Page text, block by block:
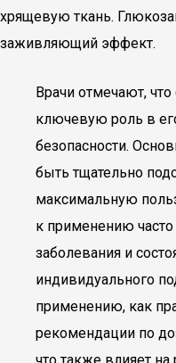
хрящевую ткань.
заживляющий эффект.
Врачи отмечают, что
ключевую роль в
безопасности.
быть тщательно
максимальную
к применению часто
заболевания и
индивидуального
применению, как
рекомендации по